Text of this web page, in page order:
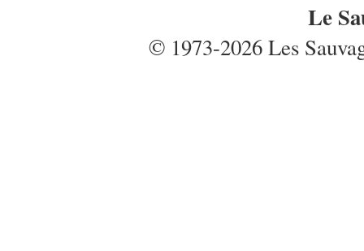
Le
© 1973-2026 Les